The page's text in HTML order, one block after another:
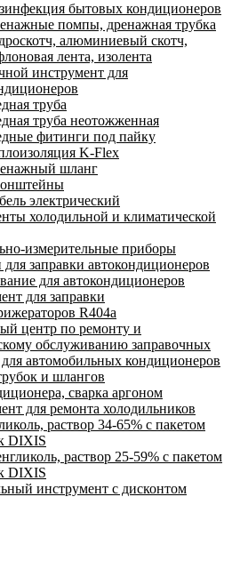
бытовых кондиционеров
помпы, дренажная трубка
алюминиевый скотч,
лента, изолента
инструмент для
труба
труба неотожженная
фитинги под пайку
K-Flex
шланг
электрический
холодильной и климатической
измерительные приборы
заправки автокондиционеров
для автокондиционеров
для заправки
R404a
центр по ремонту и
обслуживанию заправочных
автомобильных кондиционеров
и шлангов
сварка аргоном
для ремонта холодильников
раствор 34-65% с пакетом
DIXIS
раствор 25-59% с пакетом
DIXIS
инструмент с дисконтом